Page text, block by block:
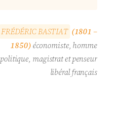
FRÉDÉRICBASTIAT (1801 –
1850) économiste, homme
politique, magistrat et penseur
libéral français